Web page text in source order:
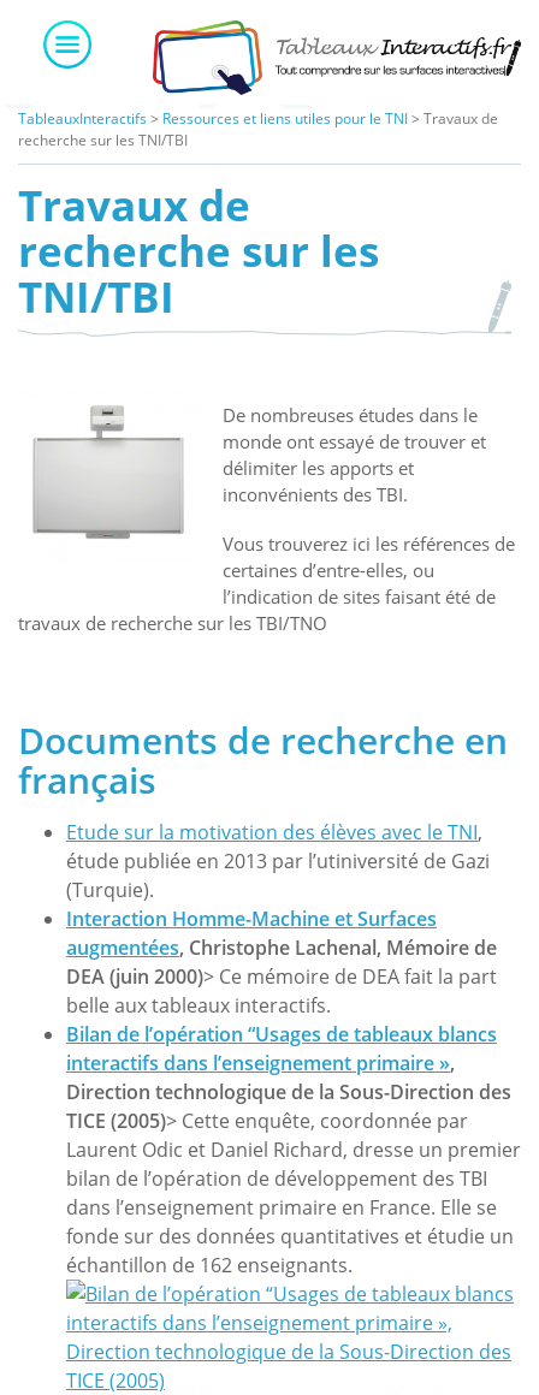
content
TableauxInteractifs > Ressources et liens utiles pour le TNI> Travaux de
recherche sur les TNI/TBI
Travaux de
recherche sur les
TNI/TBI
De nombreuses études dans le
monde ont essayé de trouver et
délimiter les apports et
inconvénients des TBI.
Vous trouverez ici les références de
certaines d’entre-elles, ou
l’indication de sites faisant été de
travaux de recherche sur les TBI/TNO
Documents de recherche en
français
Etude sur la motivation des élèves avec le TNI,
étude publiée en 2013 par l’utiniversité de Gazi
(Turquie).
Interaction Homme-Machine et Surfaces
augmentées, Christophe Lachenal, Mémoire de
DEA (juin 2000)> Ce mémoire de DEA fait la part
belle aux tableaux interactifs.
Bilan de l’opération “Usages de tableaux blancs
interactifs dans l’enseignement primaire »,
Direction technologique de la Sous-Direction des
TICE (2005)> Cette enquête, coordonnée par
Laurent Odic et Daniel Richard, dresse un premier
bilan de l’opération de développement des TBI
dans l’enseignement primaire en France. Elle se
fonde sur des données quantitatives et étudie un
échantillon de 162 enseignants.